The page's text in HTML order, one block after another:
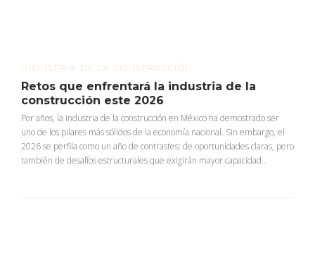
INDUSTRIA DE LA CONSTRUCCIÓN
Retos que enfrentará la industria de la
construcción este 2026
Por años, la industria de la construcción en México ha demostrado ser
uno de los pilares más sólidos de la economía nacional. Sin embargo, el
2026 se perfila como un año de contrastes: de oportunidades claras, pero
también de desafíos estructurales que exigirán mayor capacidad...